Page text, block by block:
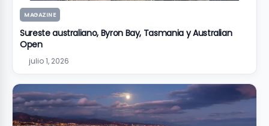
MAGAZINE
Sureste australiano, Byron Bay, Tasmania y Australian
Open
julio 1, 2026